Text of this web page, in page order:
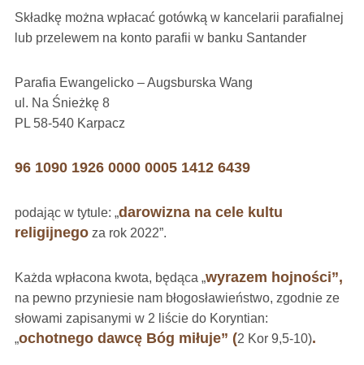
Składkę można wpłacać gotówką w kancelarii parafialnej
lub przelewem na konto parafii w banku Santander
Parafia Ewangelicko – Augsburska Wang
ul. Na Śnieżkę 8
PL 58-540 Karpacz
96 1090 1926 0000 0005 1412 6439
podając w tytule: „darowizna na cele kultu
religijnegoza rok 2022”.
Każda wpłacona kwota, będąca „wyrazem hojności”,
na pewno przyniesie nam błogosławieństwo, zgodnie ze
słowami zapisanymi w 2 liście do Koryntian:
„ochotnego dawcę Bóg miłuje” (2 Kor 9,5-10).